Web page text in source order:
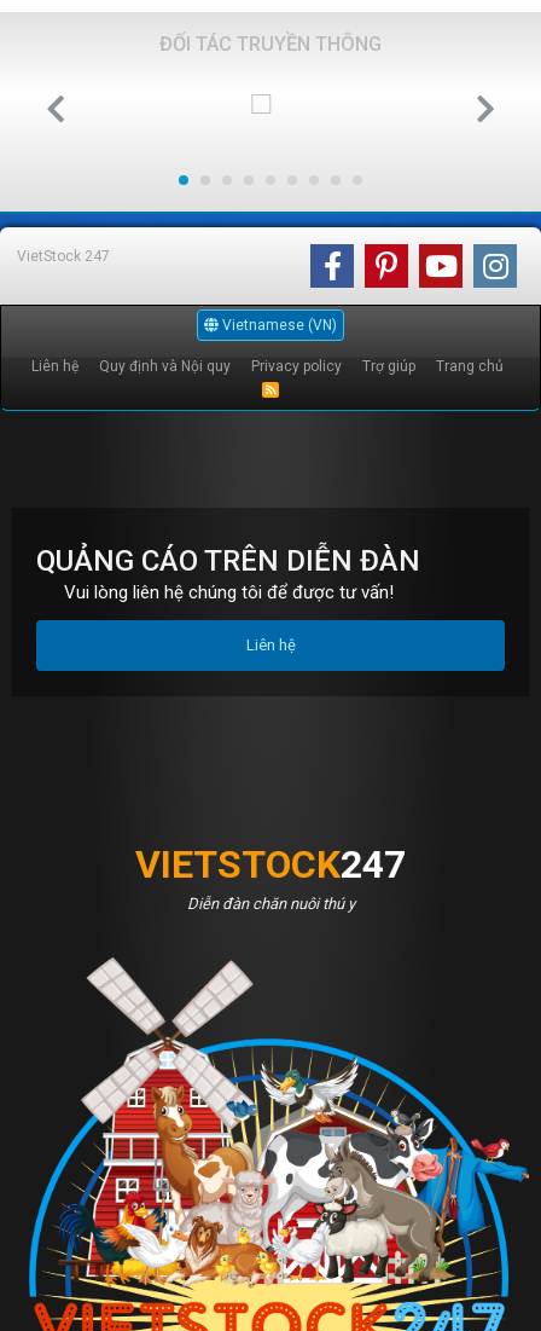
ĐỐI TÁC TRUYỀN THÔNG
VietStock 247
Vietnamese (VN)
Liên hệ Quy định và Nội quy Privacy policy Trợ giúp Trang chủ
R
QUẢNG CÁO TRÊN DIỄN ĐÀN
Vui lòng liên hệ chúng tôi để được tư vấn!
Liên hệ
VIETSTOCK247
Diễn đàn chăn nuôi thú y